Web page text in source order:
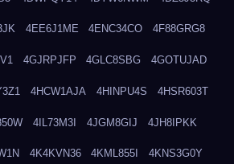
4EE6J1ME 4ENC34CO 4F88GRG8
4GJRPJFP 4GLC8SBG 4GOTUJAD
4HCW1AJA 4HINPU4S 4HSR603T
4IL73M3I 4JGM8GIJ 4JH8IPKK
4K4KVN36 4KML855I 4KNS3G0Y